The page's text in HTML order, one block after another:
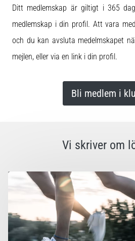
Ditt medlemskap är giltigt i 365
medlemskap i din profil. Att vara
och du kan avsluta medelmskapet
mejlen, eller via en link i din profil.
Bli medlem i
Vi skriver om